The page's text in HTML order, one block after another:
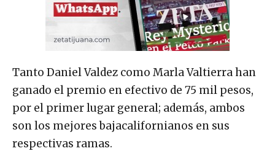
Tanto Daniel Valdez como Marla Valtierra han
ganado el premio en efectivo de 75 mil pesos,
por el primer lugar general; además, ambos
son los mejores bajacalifornianos en sus
respectivas ramas.